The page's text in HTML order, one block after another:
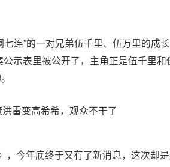
七连”的一对兄弟伍千里、伍万里的成
示表里被公开了，主角正是伍千里
，今年底终于又有了新消息，这次却